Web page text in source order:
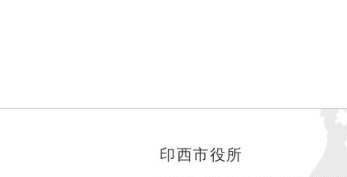
印西市役所